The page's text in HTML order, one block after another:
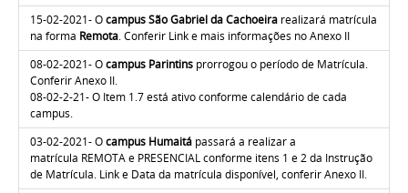
15-02-2021-Ocampus São Gabriel da Cachoeira realizará matrícula
na forma Remota. Conferir Link e mais informações no Anexo II
08-02-2021-Ocampus Parintins prorrogou o período de Matrícula.
Conferir Anexo II.
08-02-2-21- O Item 1.7 está ativo conforme calendário de cada
campus.
03-02-2021-Ocampus Humaitá passará a realizar a
matrícula REMOTA e PRESENCIAL conforme itens 1 e 2 da Instrução
de Matrícula. Link e Data da matrícula disponível, conferir Anexo II.